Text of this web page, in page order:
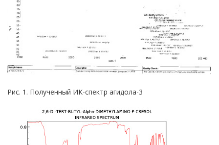
Рис. 1. Полученный ИК-спектр агидола-3